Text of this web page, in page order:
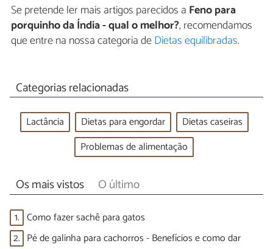
Se pretende ler mais artigos parecidos a Feno para
porquinho da Índia - qual o melhor?, recomendamos
que entre na nossa categoria deDietas equilibradas.
Categorias relacionadas
Lactância Dietas para engordar
Dietas caseiras
Problemas de alimentação
Os mais vistos O último
1. Como fazer sachê para gatos
2. Pé de galinha para cachorros - Benefícios e como dar